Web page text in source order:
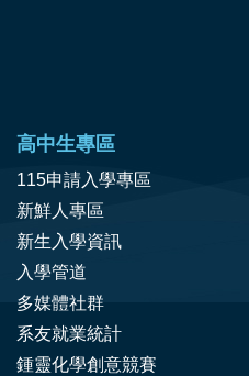
高中生專區
115申請入學專區
新鮮人專區
新生入學資訊
入學管道
多媒體社群
系友就業統計
鍾靈化學創意競賽